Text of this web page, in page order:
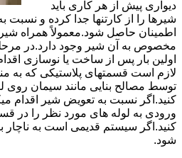
دیواری پیش از هر کاری باید
شیرها را از کارتنها جدا کرده و نسبت
اطمینان حاصل شود.معمولاً همراه
مخصوص به آن شیر وجود دارد.در
اولین بار پس از ساخت یا نوسازی
لازم است قسمتهای پلاستیکی که به
توسط مصالح بنایی مانند سیمان روی
کنید.اگر نسبت به تعویض شیر اقدام
ورودی به لوله های مورد نظر را در
کنید.اگر سیستم قدیمی است به
شود.